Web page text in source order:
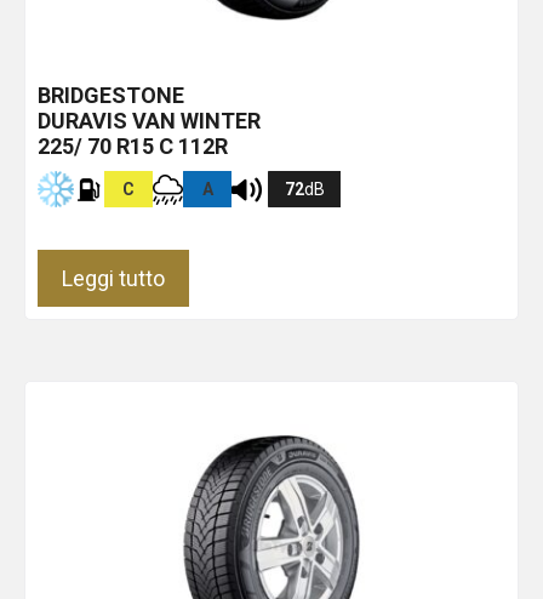
BRIDGESTONE
DURAVIS VAN WINTER
225/ 70 R15 C 112R
C A 72dB
Leggi tutto